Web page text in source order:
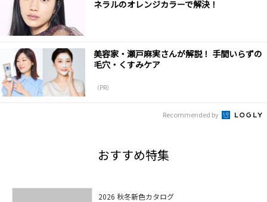
ネラルのオレンジカラーで解決！
美容家・瀬戸麻実さんが解説！ 手間いらずの
毛穴・くすみケア
（PR）
Recommended by
おすすめ特集
2026 秋冬新色カタログ